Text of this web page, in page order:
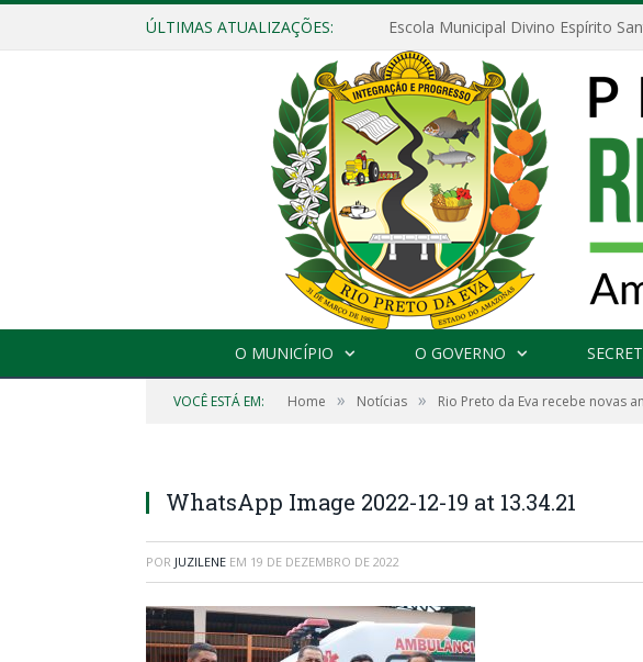
ÚLTIMAS ATUALIZAÇÕES:
O MUNICÍPIO O GOVERNO
VOCÊ ESTÁ EM: Home » Notícias » Rio Preto da Eva recebe novas
WhatsApp Image 2022-12-19 at 13.34.21
POR JUZILENE EM 19 DE DEZEMBRO DE 2022